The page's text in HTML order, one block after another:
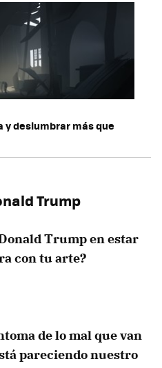
y deslumbrar más que
Trump
Trump en estar
con tu arte?
de lo mal que van
pareciendo nuestro